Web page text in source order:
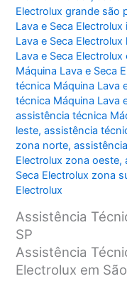
Electrolux grande são
Lava e Seca Electrolux
Lava e Seca Electrolux
Lava e Seca
Máquina Lava e Seca
técnica Máquina Lava
técnica Máquina Lava
assistência técnica
leste,assistência
zona norte,
Electrolux zona oeste,
Seca Electrolux zona
Electrolux
Assistência
SP
Assistência
Electrolux em